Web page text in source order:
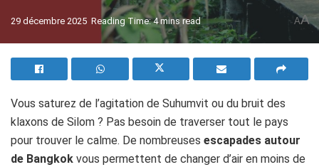
29 décembre 2025 Reading Time: 4 mins read AA
Vous saturez de l’agitation de Suhumvit ou du bruit des
klaxons de Silom ? Pas besoin de traverser tout le pays
pour trouver le calme. De nombreuses escapades autour
de Bangkok vous permettent de changer d’air en moins de